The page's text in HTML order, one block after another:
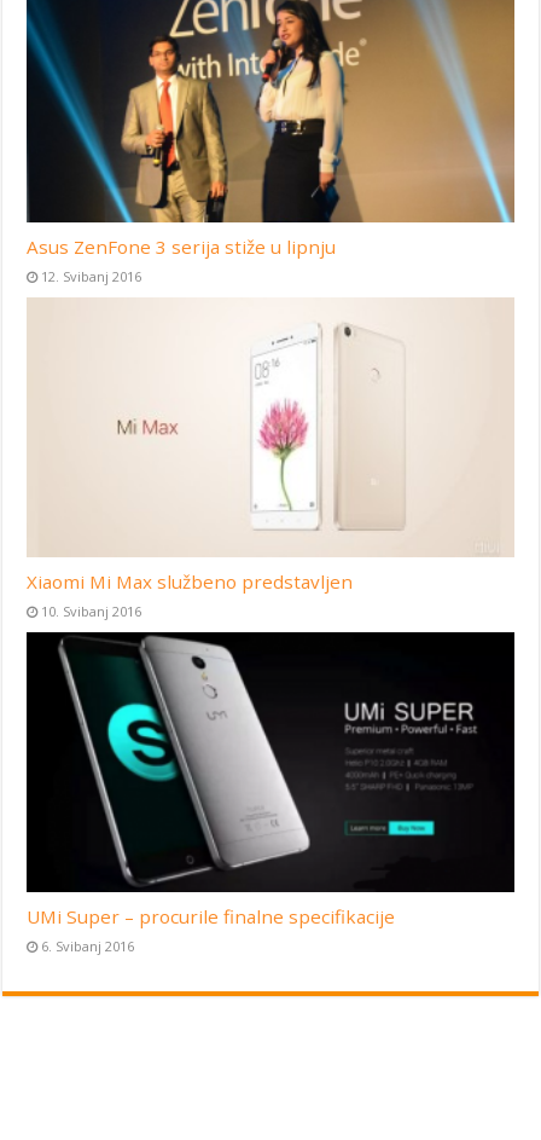
Asus ZenFone 3 serija stiže u lipnju
12. Svibanj 2016
Xiaomi Mi Max službeno predstavljen
10. Svibanj 2016
UMi Super – procurile finalne specifikacije
6. Svibanj 2016